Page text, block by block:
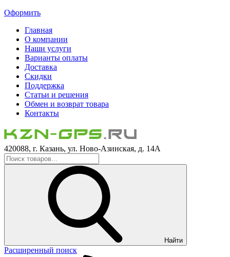
Оформить
Главная
О компании
Наши услуги
Варианты оплаты
Доставка
Скидки
Поддержка
Статьи и решения
Обмен и возврат товара
Контакты
420088, г. Казань, ул. Ново-Азинская, д. 14А
Найти
Расширенный поиск